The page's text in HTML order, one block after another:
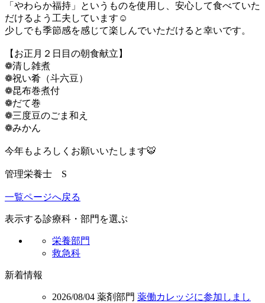
「やわらか福持」というものを使用し、安心して食べていた
だけるよう工夫しています☺
少しでも季節感を感じて楽しんでいただけると幸いです。
【お正月２日目の朝食献立】
❁清し雑煮
❁祝い肴（斗六豆）
❁昆布巻煮付
❁だて巻
❁三度豆のごま和え
❁みかん
今年もよろしくお願いいたします🐯
管理栄養士 S
一覧ページへ戻る
表示する診療科・部門を選ぶ
栄養部門
救急科
新着情報
2026/08/04 薬剤部門 薬働カレッジに参加しまし